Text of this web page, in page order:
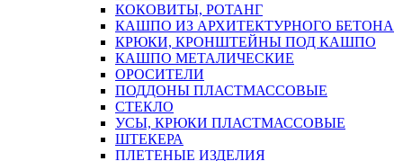
КОКОВИТЫ, РОТАНГ
КАШПО ИЗ АРХИТЕКТУРНОГО БЕТОНА
КРЮКИ, КРОНШТЕЙНЫ ПОД КАШПО
КАШПО МЕТАЛИЧЕСКИЕ
ОРОСИТЕЛИ
ПОДДОНЫ ПЛАСТМАССОВЫЕ
СТЕКЛО
УСЫ, КРЮКИ ПЛАСТМАССОВЫЕ
ШТЕКЕРА
ПЛЕТЕНЫЕ ИЗДЕЛИЯ